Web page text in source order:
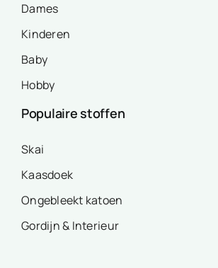
Dames
Kinderen
Baby
Hobby
Populaire stoffen
Skai
Kaasdoek
Ongebleekt katoen
Gordijn & Interieur